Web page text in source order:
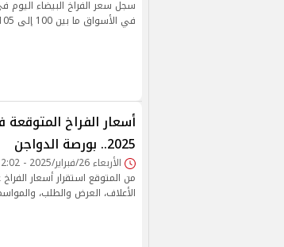
في الأسواق ما بين 100 إلى 105 جنيهات ببورصة الدواجن
2025.. بورصة الدواجن
الأربعاء 26/فبراير/2025 - 12:02 ص
من المتوقع استقرار أسعار
الأعلاف، العرض والطلب،